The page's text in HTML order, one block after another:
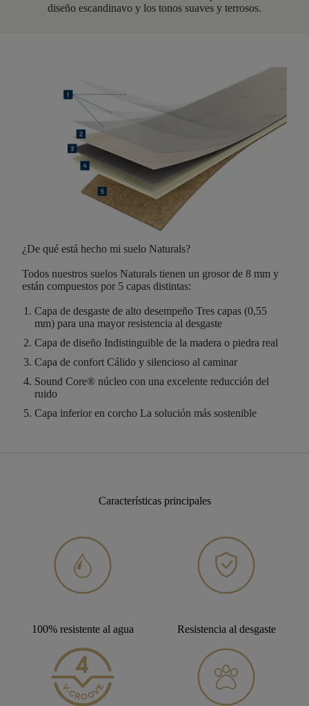
diseño escandinavo y los tonos suaves y terrosos.
¿De qué está hecho mi suelo Naturals?
Todos nuestros suelos Naturals tienen un grosor de 8 mm y
están compuestos por 5 capas distintas:
Capa de desgaste de alto desempeño Tres capas (0,55
mm) para una mayor resistencia al desgaste
Capa de diseño Indistinguible de la madera o piedra real
Capa de confort Cálido y silencioso al caminar
Sound Core® núcleo con una excelente reducción del
ruido
Capa inferior en corcho La solución más sostenible
Características principales
100% resistente al agua Resistencia al desgaste